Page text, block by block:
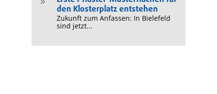
9
den Klosterplatz entstehen
Zukunft zum Anfassen: In Bielefeld
sind jetzt...